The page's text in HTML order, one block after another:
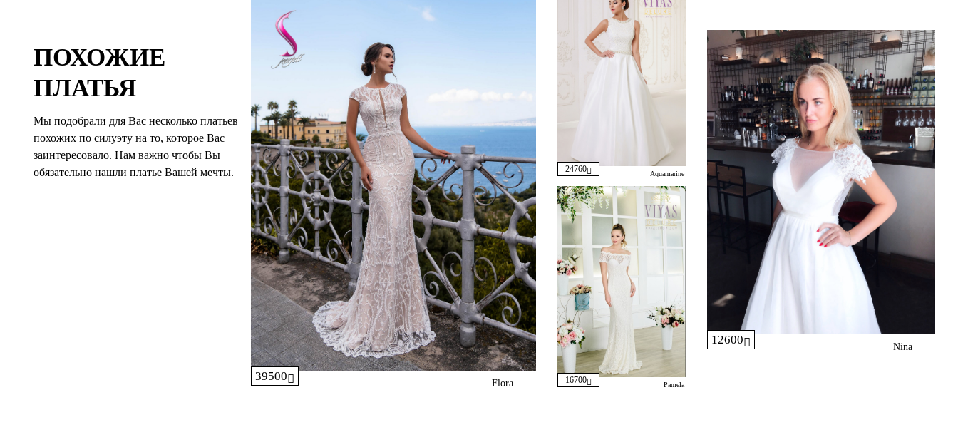
ПОХОЖИЕ
ПЛАТЬЯ
Мы подобрали для Вас несколько платьев
похожих по силуэту на то, которое Вас
заинтересовало. Нам важно чтобы Вы
обязательно нашли платье Вашей мечты.
39500
Flora
24760 Aquamarine
16700 Pamela
12600
Nina